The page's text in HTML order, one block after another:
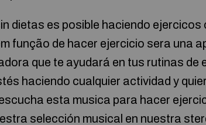
dietas es posible haciendo
função de hacer ejercicio sera una
que te ayudará en tus rutinas de
haciendo cualquier actividad y
esta musica para hacer
selección musical en nuestra